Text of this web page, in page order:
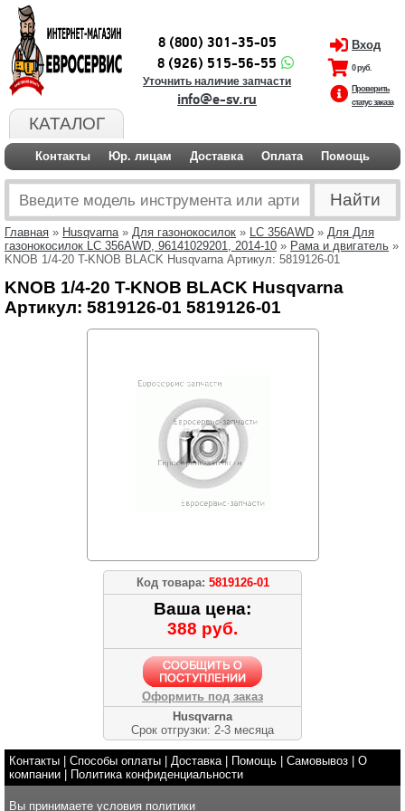
КАТАЛОГ
8 (800) 301-35-05
8 (926) 515-56-55
Уточнить наличие запчасти
info@e-sv.ru
Вход
0 руб.
Проверить
статус заказа
Контакты Юр. лицам Доставка Оплата Помощь
Главная » Husqvarna» Для газонокосилок » LC 356AWD » Для Для
газонокосилок LC 356AWD, 96141029201, 2014-10 » Рама и двигатель »
KNOB 1/4-20 T-KNOB BLACK Husqvarna Артикул: 5819126-01
KNOB 1/4-20 T-KNOB BLACK Husqvarna
Артикул: 5819126-01 5819126-01
Код товара: 5819126-01
Ваша цена:
388 руб.
Оформить под заказ
Husqvarna
Срок отгрузки: 2-3 месяца
Контакты Способы оплаты Доставка| Помощь Самовывоз
О
компании
Политика конфиденциальности
Вы принимаете условия политики